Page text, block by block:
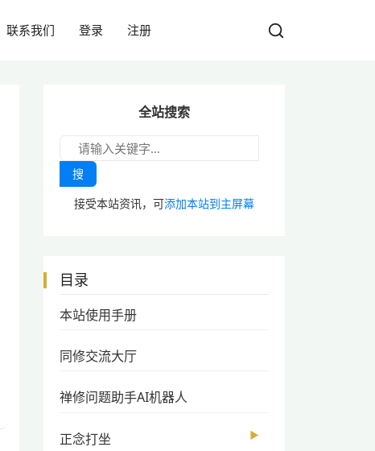
联系我们 登录 注册
全站搜索
搜
接受本站资讯，可添加本站到主屏幕
目录
本站使用手册
同修交流大厅
禅修问题助手AI机器人
正念打坐 ▶